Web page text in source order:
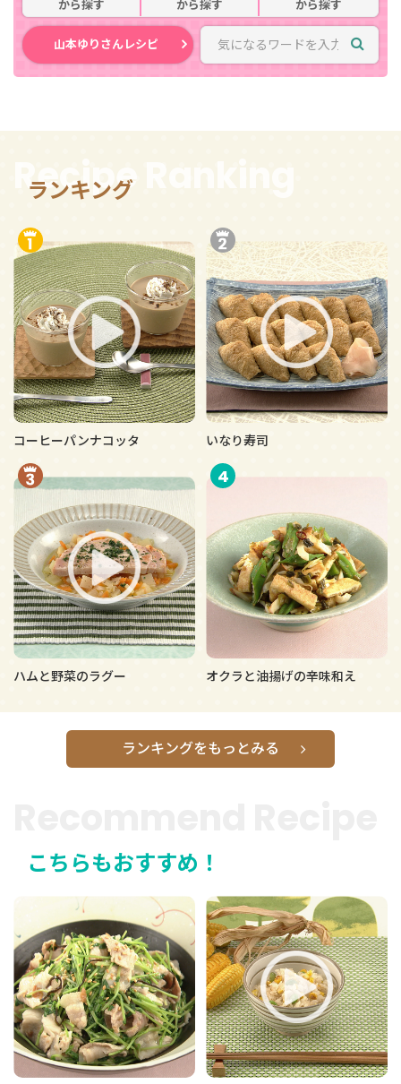
から探す から探す から探す
山本ゆりさんレシピ
ランキング
Recipe Ranking
コーヒーパンナコッタ いなり寿司
ハムと野菜のラグー
4
オクラと油揚げの辛味和え
ランキングをもっとみる
こちらもおすすめ！